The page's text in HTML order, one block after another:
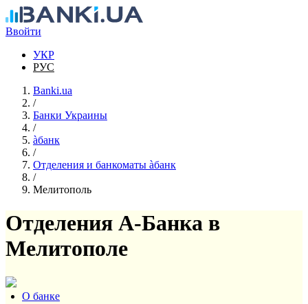
Перейти к основному содержанию
Ввойти
УКР
РУС
Banki.ua
/
Банки Украины
/
àбанк
/
Отделения и банкоматы àбанк
/
Мелитополь
Отделения А-Банка в
Мелитополе
О банке